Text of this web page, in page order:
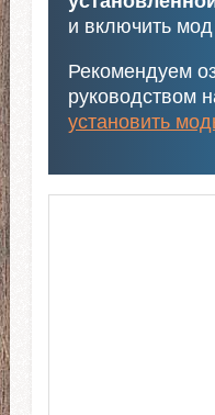
и включить
Рекомендуем
руководством
установить